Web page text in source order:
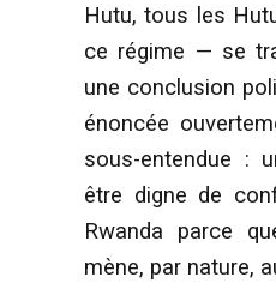
Hutu, tous les
ce régime — se
une conclusion
énoncée
sous-entendue :
être digne de
Rwanda parce
mène, par nature,